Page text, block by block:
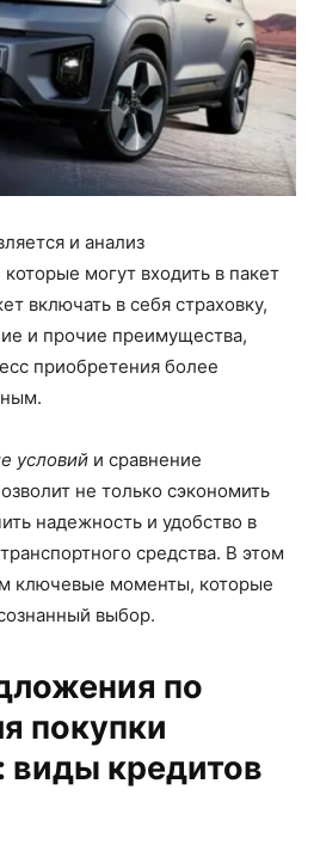
и анализ
могут входить в пакет
включать в себя страховку,
и прочие преимущества,
приобретения более
условий и сравнение
не только сэкономить
надежность и удобство в
средства. В этом
ключевые моменты, которые
выбор.
по
покупки
виды кредитов